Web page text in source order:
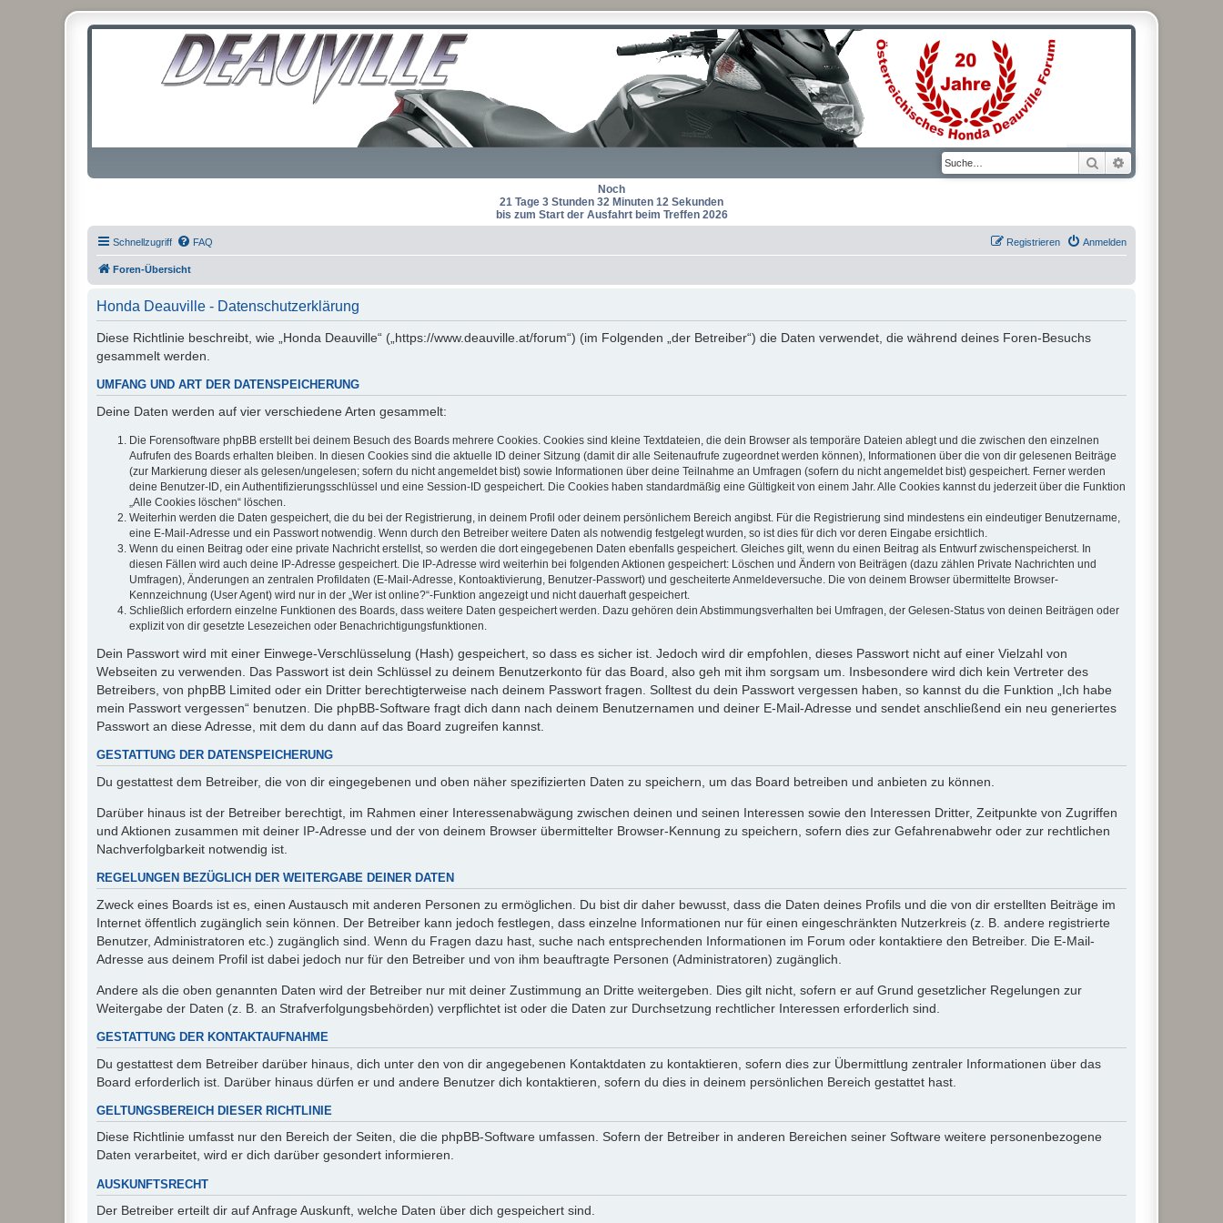
Suche
Noch
21 Tage 3 Stunden 32 Minuten 12 Sekunden
bis zum Start der Ausfahrt beim Treffen 2026
Schnellzugriff FAQ Anmelden
Registrieren
Foren-Übersicht
Honda Deauville - Datenschutzerklärung
Diese Richtlinie beschreibt, wie „Honda Deauville“ („https://www.deauville.at/forum“) (im Folgenden „der Betreiber“) die Daten verwendet, die während deines Foren-Besuchs
gesammelt werden.
UMFANG UND ART DER DATENSPEICHERUNG
Deine Daten werden auf vier verschiedene Arten gesammelt:
Die Forensoftware phpBB erstellt bei deinem Besuch des Boards mehrere Cookies. Cookies sind kleine Textdateien, die dein Browser als temporäre Dateien ablegt und die zwischen den einzelnen
Aufrufen des Boards erhalten bleiben. In diesen Cookies sind die aktuelle ID deiner Sitzung (damit dir alle Seitenaufrufe zugeordnet werden können), Informationen über die von dir gelesenen Beiträge
(zur Markierung dieser als gelesen/ungelesen; sofern du nicht angemeldet bist) sowie Informationen über deine Teilnahme an Umfragen (sofern du nicht angemeldet bist) gespeichert. Ferner werden
deine Benutzer-ID, ein Authentifizierungsschlüssel und eine Session-ID gespeichert. Die Cookies haben standardmäßig eine Gültigkeit von einem Jahr. Alle Cookies kannst du jederzeit über die Funktion
„Alle Cookies löschen“ löschen.
Weiterhin werden die Daten gespeichert, die du bei der Registrierung, in deinem Profil oder deinem persönlichem Bereich angibst. Für die Registrierung sind mindestens ein eindeutiger Benutzername,
eine E-Mail-Adresse und ein Passwort notwendig. Wenn durch den Betreiber weitere Daten als notwendig festgelegt wurden, so ist dies für dich vor deren Eingabe ersichtlich.
Wenn du einen Beitrag oder eine private Nachricht erstellst, so werden die dort eingegebenen Daten ebenfalls gespeichert. Gleiches gilt, wenn du einen Beitrag als Entwurf zwischenspeicherst. In
diesen Fällen wird auch deine IP-Adresse gespeichert. Die IP-Adresse wird weiterhin bei folgenden Aktionen gespeichert: Löschen und Ändern von Beiträgen (dazu zählen Private Nachrichten und
Umfragen), Änderungen an zentralen Profildaten (E-Mail-Adresse, Kontoaktivierung, Benutzer-Passwort) und gescheiterte Anmeldeversuche. Die von deinem Browser übermittelte Browser-
Kennzeichnung (User Agent) wird nur in der „Wer ist online?“-Funktion angezeigt und nicht dauerhaft gespeichert.
Schließlich erfordern einzelne Funktionen des Boards, dass weitere Daten gespeichert werden. Dazu gehören dein Abstimmungsverhalten bei Umfragen, der Gelesen-Status von deinen Beiträgen oder
explizit von dir gesetzte Lesezeichen oder Benachrichtigungsfunktionen.
Dein Passwort wird mit einer Einwege-Verschlüsselung (Hash) gespeichert, so dass es sicher ist. Jedoch wird dir empfohlen, dieses Passwort nicht auf einer Vielzahl von
Webseiten zu verwenden. Das Passwort ist dein Schlüssel zu deinem Benutzerkonto für das Board, also geh mit ihm sorgsam um. Insbesondere wird dich kein Vertreter des
Betreibers, von phpBB Limited oder ein Dritter berechtigterweise nach deinem Passwort fragen. Solltest du dein Passwort vergessen haben, so kannst du die Funktion „Ich habe
mein Passwort vergessen“ benutzen. Die phpBB-Software fragt dich dann nach deinem Benutzernamen und deiner E-Mail-Adresse und sendet anschließend ein neu generiertes
Passwort an diese Adresse, mit dem du dann auf das Board zugreifen kannst.
GESTATTUNG DER DATENSPEICHERUNG
Du gestattest dem Betreiber, die von dir eingegebenen und oben näher spezifizierten Daten zu speichern, um das Board betreiben und anbieten zu können.
Darüber hinaus ist der Betreiber berechtigt, im Rahmen einer Interessenabwägung zwischen deinen und seinen Interessen sowie den Interessen Dritter, Zeitpunkte von Zugriffen
und Aktionen zusammen mit deiner IP-Adresse und der von deinem Browser übermittelter Browser-Kennung zu speichern, sofern dies zur Gefahrenabwehr oder zur rechtlichen
Nachverfolgbarkeit notwendig ist.
REGELUNGEN BEZÜGLICH DER WEITERGABE DEINER DATEN
Zweck eines Boards ist es, einen Austausch mit anderen Personen zu ermöglichen. Du bist dir daher bewusst, dass die Daten deines Profils und die von dir erstellten Beiträge im
Internet öffentlich zugänglich sein können. Der Betreiber kann jedoch festlegen, dass einzelne Informationen nur für einen eingeschränkten Nutzerkreis (z. B. andere registrierte
Benutzer, Administratoren etc.) zugänglich sind. Wenn du Fragen dazu hast, suche nach entsprechenden Informationen im Forum oder kontaktiere den Betreiber. Die E-Mail-
Adresse aus deinem Profil ist dabei jedoch nur für den Betreiber und von ihm beauftragte Personen (Administratoren) zugänglich.
Andere als die oben genannten Daten wird der Betreiber nur mit deiner Zustimmung an Dritte weitergeben. Dies gilt nicht, sofern er auf Grund gesetzlicher Regelungen zur
Weitergabe der Daten (z. B. an Strafverfolgungsbehörden) verpflichtet ist oder die Daten zur Durchsetzung rechtlicher Interessen erforderlich sind.
GESTATTUNG DER KONTAKTAUFNAHME
Du gestattest dem Betreiber darüber hinaus, dich unter den von dir angegebenen Kontaktdaten zu kontaktieren, sofern dies zur Übermittlung zentraler Informationen über das
Board erforderlich ist. Darüber hinaus dürfen er und andere Benutzer dich kontaktieren, sofern du dies in deinem persönlichen Bereich gestattet hast.
GELTUNGSBEREICH DIESER RICHTLINIE
Diese Richtlinie umfasst nur den Bereich der Seiten, die die phpBB-Software umfassen. Sofern der Betreiber in anderen Bereichen seiner Software weitere personenbezogene
Daten verarbeitet, wird er dich darüber gesondert informieren.
AUSKUNFTSRECHT
Der Betreiber erteilt dir auf Anfrage Auskunft, welche Daten über dich gespeichert sind.